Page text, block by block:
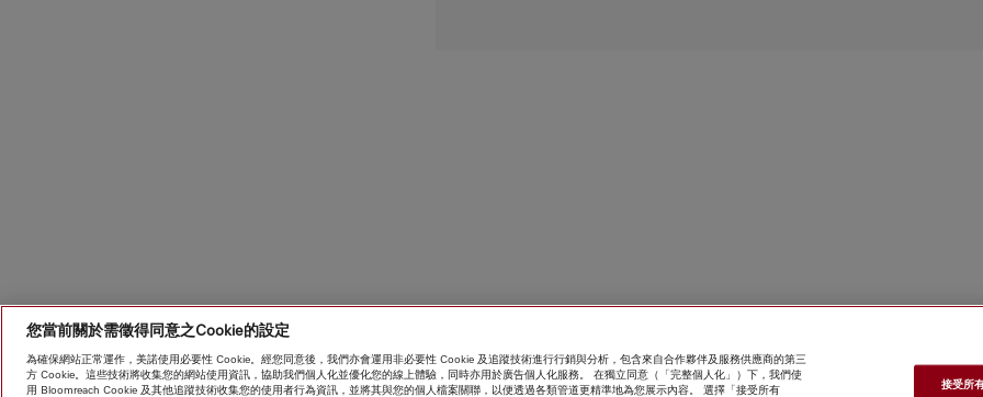
您當前關於需徵得同意之Cookie的設定
為確保網站正常運作，美諾使用必要性 Cookie。經您同意後，我們亦會運用非必要性 Cookie 及追蹤技術進行行銷與分析，包含來自合作夥伴及服務供應商的第三
方 Cookie。這些技術將收集您的網站使用資訊，協助我們個人化並優化您的線上體驗，同時亦用於廣告個人化服務。 在獨立同意（「完整個人化」）下，我們使
用 Bloomreach Cookie 及其他追蹤技術收集您的使用者行為資訊，並將其與您的個人檔案關聯，以便透過各類管道更精準地為您展示內容。 選擇「接受所有
接受所